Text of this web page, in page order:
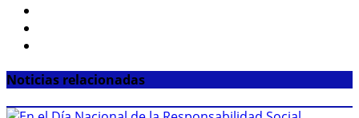
Noticias relacionadas